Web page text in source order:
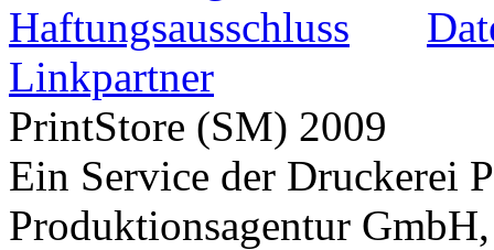
Haftungsausschluss
Linkpartner
PrintStore (SM) 2009
Ein Service der Druckerei
Produktionsagentur